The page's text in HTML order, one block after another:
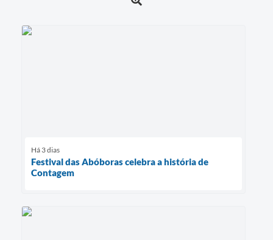
Há 3 dias
Festival das Abóboras celebra a história de
Contagem